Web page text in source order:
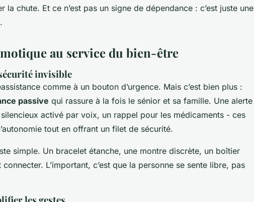
la chute. Et ce n’est pas un signe de dépendance : c’est juste une
au service du bien-être
invisible
comme à un bouton d’urgence. Mais c’est bien plus :
passive qui rassure à la fois le sénior et sa famille. Une alerte
activé par voix, un rappel pour les médicaments - ces
tout en offrant un filet de sécurité.
simple. Un bracelet étanche, une montre discrète, un boîtier
L’important, c’est que la personne se sente libre, pas